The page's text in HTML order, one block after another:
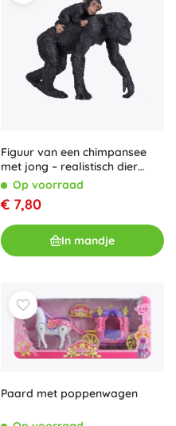
Figuur van een chimpansee
met jong – realistisch dier
voor kinderen en
verzamelaars
Op voorraad
€ 7,80
In mandje
Paard met poppenwagen